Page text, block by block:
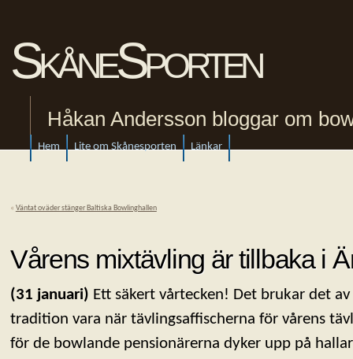
SkåneSporten
Håkan Andersson bloggar om
Hem Lite om Skånesporten Länkar
« Väntat oväder stänger Baltiska Bowlinghallen
Vårens mixtävling är tillbaka i
(31 januari) Ett säkert vårtecken! Det brukar det av
tradition vara när tävlingsaffischerna för vårens
för de bowlande pensionärerna dyker upp på